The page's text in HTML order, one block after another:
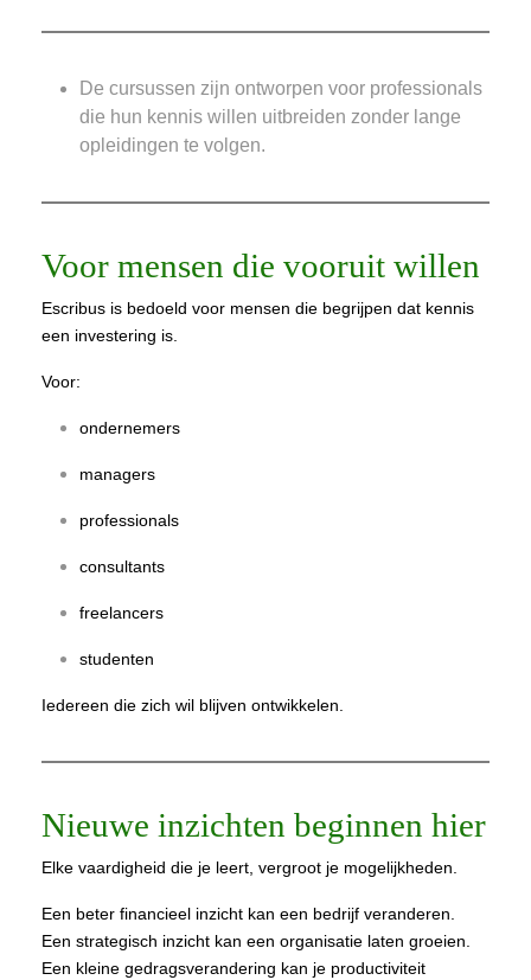
De cursussen zijn ontworpen voor professionals
die hun kennis willen uitbreiden zonder lange
opleidingen te volgen.
Voor mensen die vooruit willen
Escribus is bedoeld voor mensen die begrijpen dat kennis
een investering is.
Voor:
ondernemers
managers
professionals
consultants
freelancers
studenten
Iedereen die zich wil blijven ontwikkelen.
Nieuwe inzichten beginnen hier
Elke vaardigheid die je leert, vergroot je mogelijkheden.
Een beter financieel inzicht kan een bedrijf veranderen.
Een strategisch inzicht kan een organisatie laten groeien.
Een kleine gedragsverandering kan je productiviteit